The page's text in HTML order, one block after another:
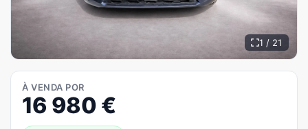
1 / 21
À VENDA POR
16 980 €